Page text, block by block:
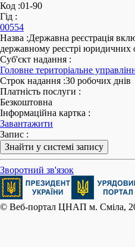
Код :01-90
Гід :
00554
Назва :Державна реєстрація
державному реєстрі юридичних
Суб'єкт надання :
Головне територіальне
Строк надання :30 робочих днів
Платність послуги :
Безкоштовна
Інформаційна картка :
Завантажити
Запис :
Знайти у системі запису
Зворотний зв'язок
© Веб-портал ЦНАП м. Сміла,